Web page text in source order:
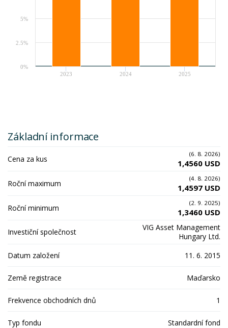
2023 2024 2025
0%
2.5%
5%
Základní informace
Cena za kus (6. 8. 2026)
1,4560 USD
Roční maximum (4. 8. 2026)
1,4597 USD
Roční minimum (2. 9. 2025)
1,3460 USD
Investiční společnost
VIG Asset Management
Hungary Ltd.
Datum založení
11. 6. 2015
Země registrace Maďarsko
Frekvence obchodních dnů 1
Typ fondu Standardní fond